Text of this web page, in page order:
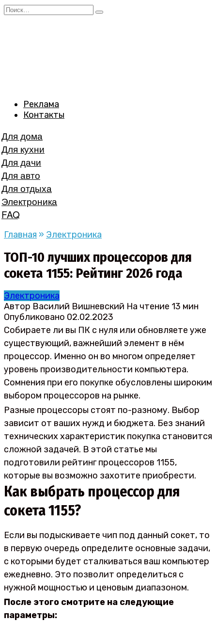
Перейти
Search
Реклама
Контакты
Для дома
Для кухни
Для дачи
Для авто
Для отдыха
Электроника
FAQ
Главная » Электроника
ТОП-10 лучших процессоров для
сокета 1155: Рейтинг 2026 года
Электроника
Автор Василий Вишневский На чтение 13 мин
Опубликовано 02.02.2023
Собираете ли вы ПК с нуля или обновляете уже
существующий, важнейший элемент в нём
процессор. Именно он во многом определяет
уровень производительности компьютера.
Сомнения при его покупке обусловлены широким
выбором процессоров на рынке.
Разные процессоры стоят по-разному. Выбор
зависит от ваших нужд и бюджета. Без знаний
технических характеристик покупка становится
сложной задачей. В этой статье мы
подготовили рейтинг процессоров 1155,
которые вы возможно захотите приобрести.
Как выбрать процессор для
сокета 1155?
Если вы подыскиваете чип под данный сокет, то
в первую очередь определите основные задачи,
с которыми будет сталкиваться ваш компьютер
ежедневно. Это позволит определиться с
нужной мощностью и ценовым диапазоном.
После этого смотрите на следующие
параметры: